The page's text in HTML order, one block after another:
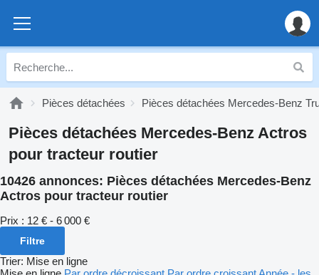
Pièces détachées Pièces détachées Mercedes-Benz
Pièces détachées Mercedes-Benz Actros
pour tracteur routier
10426 annonces: Pièces détachées Mercedes-Benz
Actros pour tracteur routier
Prix : 12 € - 6 000 €
Filtre
Trier: Mise en ligne